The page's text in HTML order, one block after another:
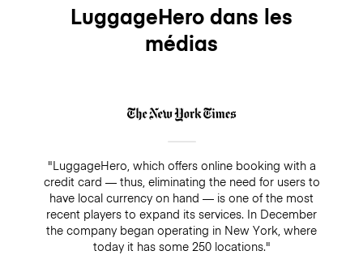
LuggageHero dans les
médias
"LuggageHero, which offers online booking with a
credit card — thus, eliminating the need for users to
have local currency on hand — is one of the most
recent players to expand its services. In December
the company began operating in New York, where
today it has some 250 locations."